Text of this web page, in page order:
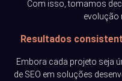
Com isso, tomamos
evolução
Resultados
Embora cada projeto seja
de SEO em soluções